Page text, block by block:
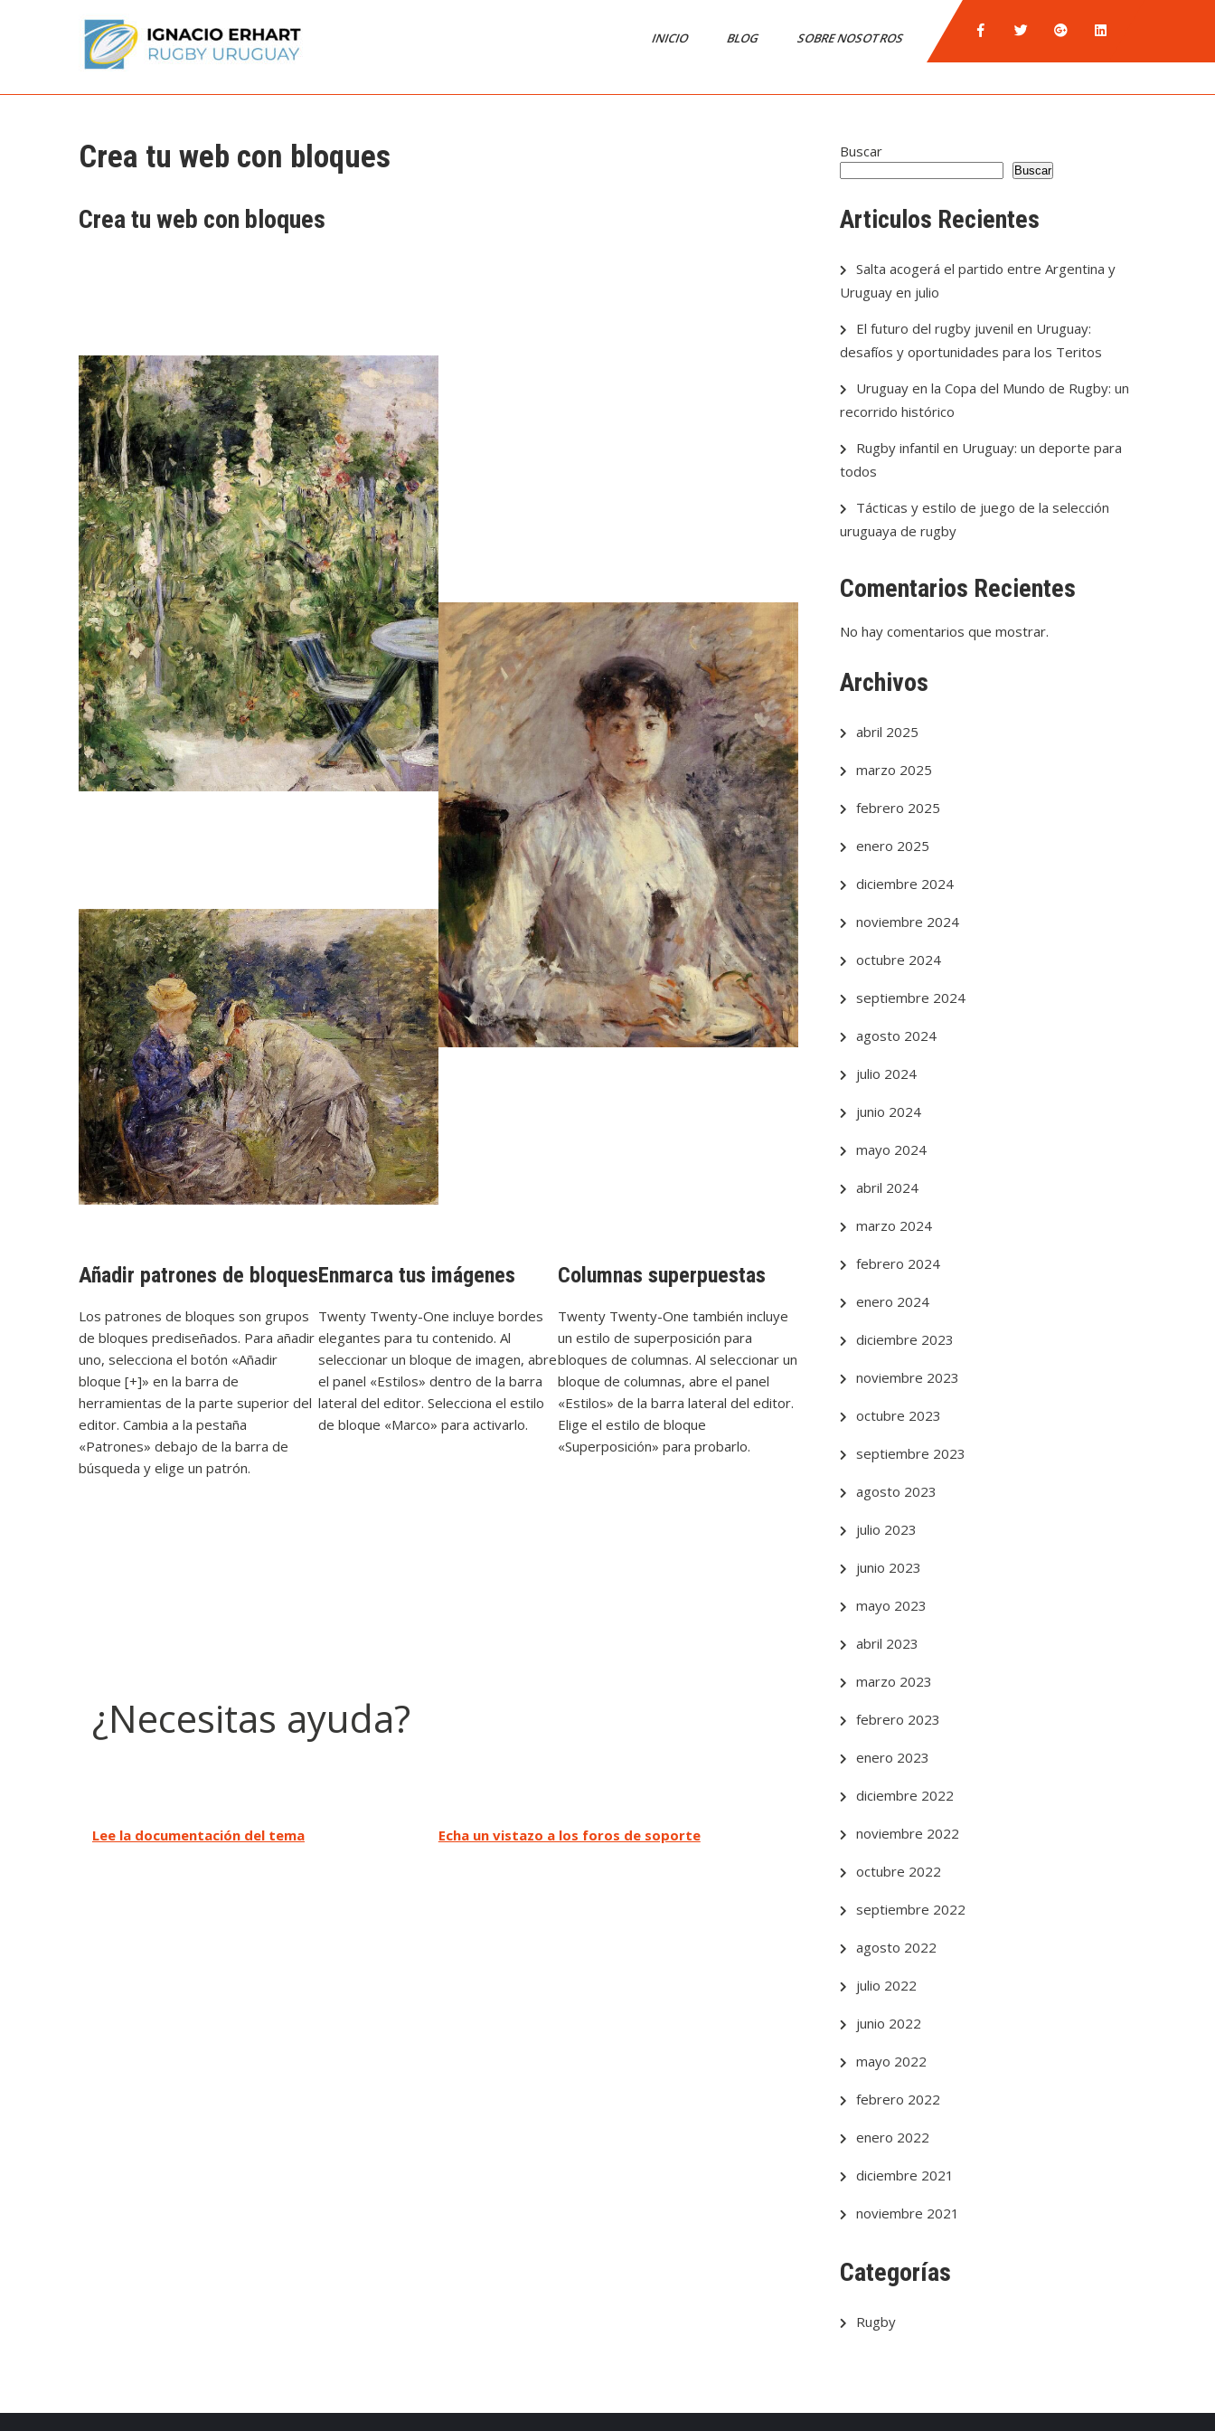
Ignacio Erhart
Rugby Uruguay
INICIO BLOG SOBRE NOSOTROS
Crea tu web con bloques
Crea tu web con bloques
Añadir patrones de bloques
Los patrones de bloques son grupos
de bloques prediseñados. Para añadir
uno, selecciona el botón «Añadir
bloque [+]» en la barra de
herramientas de la parte superior del
editor. Cambia a la pestaña
«Patrones» debajo de la barra de
búsqueda y elige un patrón.
Enmarca tus imágenes
Twenty Twenty-One incluye bordes
elegantes para tu contenido. Al
seleccionar un bloque de imagen, abre
el panel «Estilos» dentro de la barra
lateral del editor. Selecciona el estilo
de bloque «Marco» para activarlo.
Columnas superpuestas
Twenty Twenty-One también incluye
un estilo de superposición para
bloques de columnas. Al seleccionar un
bloque de columnas, abre el panel
«Estilos» de la barra lateral del editor.
Elige el estilo de bloque
«Superposición» para probarlo.
¿Necesitas ayuda?
Lee la documentación del tema Echa un vistazo a los foros de soporte
Buscar
Buscar
Articulos Recientes
Salta acogerá el partido entre Argentina y
Uruguay en julio
El futuro del rugby juvenil en Uruguay:
desafíos y oportunidades para los Teritos
Uruguay en la Copa del Mundo de Rugby: un
recorrido histórico
Rugby infantil en Uruguay: un deporte para
todos
Tácticas y estilo de juego de la selección
uruguaya de rugby
Comentarios Recientes
No hay comentarios que mostrar.
Archivos
abril 2025
marzo 2025
febrero 2025
enero 2025
diciembre 2024
noviembre 2024
octubre 2024
septiembre 2024
agosto 2024
julio 2024
junio 2024
mayo 2024
abril 2024
marzo 2024
febrero 2024
enero 2024
diciembre 2023
noviembre 2023
octubre 2023
septiembre 2023
agosto 2023
julio 2023
junio 2023
mayo 2023
abril 2023
marzo 2023
febrero 2023
enero 2023
diciembre 2022
noviembre 2022
octubre 2022
septiembre 2022
agosto 2022
julio 2022
junio 2022
mayo 2022
febrero 2022
enero 2022
diciembre 2021
noviembre 2021
Categorías
Rugby